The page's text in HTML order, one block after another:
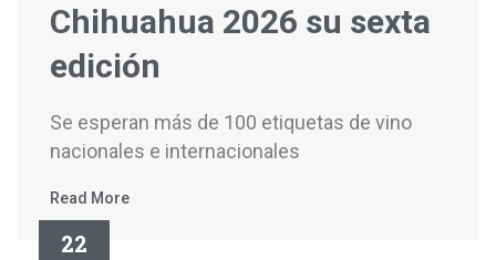
Chihuahua 2026 su sexta
edición
Se esperan más de 100 etiquetas de vino
nacionales e internacionales
Read More
22